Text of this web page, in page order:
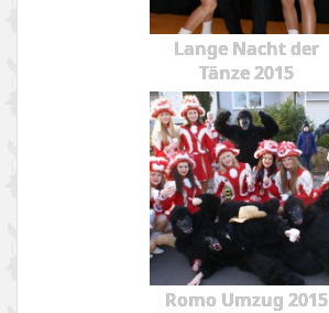
Lange Nacht der
Tänze 2015
Romo Umzug 2015